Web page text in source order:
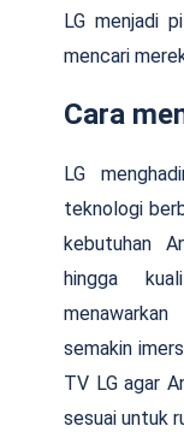
LG menjadi
mencari
Cara
LG
teknologi
kebutuhan
hingga
semakin
TV LG agar
sesuai untuk